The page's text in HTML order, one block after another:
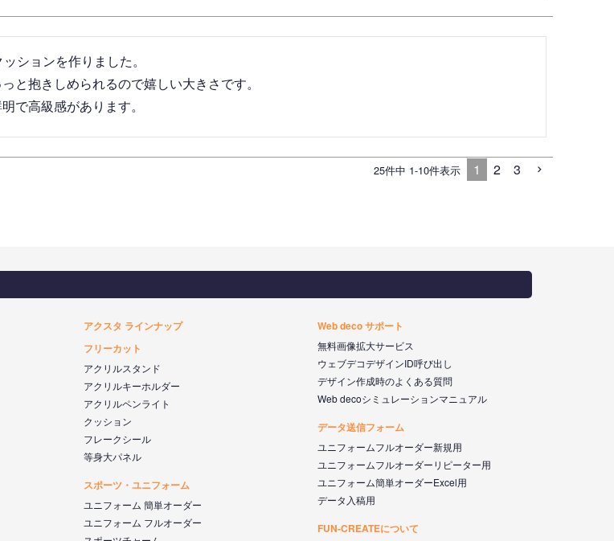
ションを作りました。
と抱きしめられるので嬉しい大きさです。
で高級感があります。
25件中 1-10件表示 1 2 3
アクスタ ラインナップ
フリーカット
アクリルスタンド
アクリルキーホルダー
アクリルペンライト
クッション
フレークシール
等身大パネル
スポーツ・ユニフォーム
ユニフォーム 簡単オーダー
ユニフォーム フルオーダー
Web deco サポート
無料画像拡大サービス
ウェブデコデザインID呼び出し
デザイン作成時のよくある質問
Web decoシミュレーションマニュアル
データ送信フォーム
ユニフォームフルオーダー新規用
ユニフォームフルオーダーリピーター用
ユニフォーム簡単オーダーExcel用
データ入稿用
FUN-CREATEについて